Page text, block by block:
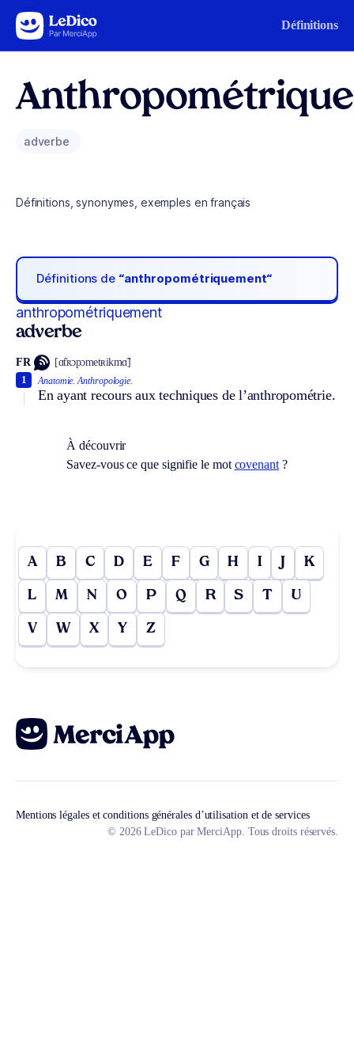
Aller au contenu Définitions
adverbe
Définitions, synonymes, exemples en français
Définitions de “anthropométriquement“
anthropométriquement
adverbe
FR [ɑ̃tʀɔpɔmetʀikmɑ̃]
Anatomie. Anthropologie.
En ayant recours aux techniques de l’anthropométrie.
1
À découvrir
Savez-vous ce que signifie le mot covenant?
A B C D E F G H I J K
L M N O P Q R S T U
V W X Y Z
Mentions légales et conditions générales d’utilisation et de services
© 2026 LeDico par MerciApp. Tous droits réservés.